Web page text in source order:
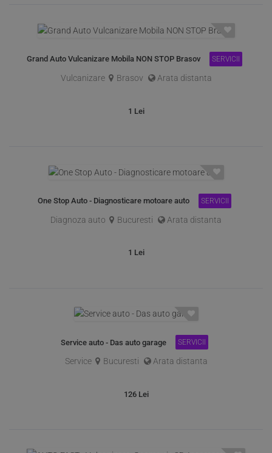
Grand Auto Vulcanizare Mobila NON STOP Brasov SERVICII
Vulcanizare Brasov Arata distanta
1 Lei
One Stop Auto - Diagnosticare motoare auto SERVICII
Diagnoza auto Bucuresti Arata distanta
1 Lei
Service auto - Das auto garage SERVICII
Service Bucuresti Arata distanta
126 Lei